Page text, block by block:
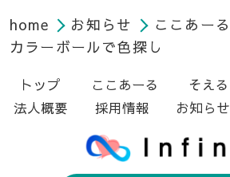
home お知らせ ここあーる
カラーボールで色探し
トップ ここあーる そえる
法人概要
採用情報 お知らせ